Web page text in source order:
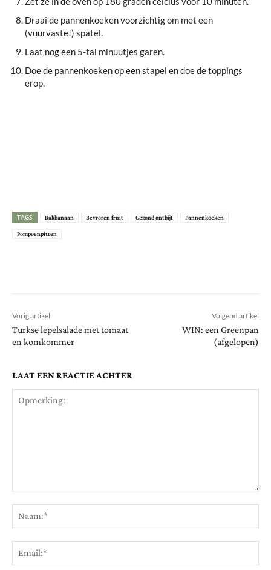
Draai de pannenkoeken voorzichtig om met een
(vuurvaste!) spatel.
Laat nog een 5-tal minuutjes garen.
Doe de pannenkoeken op een stapel en doe de toppings
erop.
TAGS Bakbanaan Bevroren fruit Gezond ontbijt Pannenkoeken
Pompoenpitten
Vorig artikel
Turkse lepelsalade met tomaat
en komkommer
Volgend artikel
WIN: een Greenpan
(afgelopen)
LAAT EEN REACTIE ACHTER